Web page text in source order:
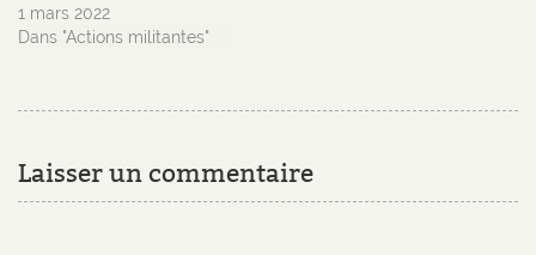
1 mars 2022
Dans "Actions militantes"
Laisser un commentaire